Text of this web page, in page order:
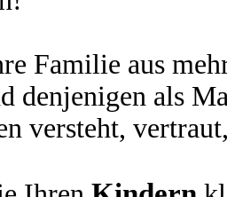
Familie aus
denjenigen als
versteht,